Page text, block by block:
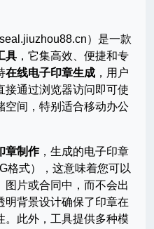
）是一款
具 ，它集高效、便捷和专
在线电子印章生成 ，用户
接通过浏览器访问即可使
空间，特别适合移动办公
章制作，生成的电子印章
格式），这意味着您可以
图片或合同中，而不会出
明背景设计确保了印章在
。此外，工具提供多种模